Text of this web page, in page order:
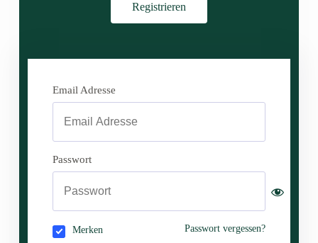
Registrieren
Email Adresse
Passwort
Merken Passwort vergessen?